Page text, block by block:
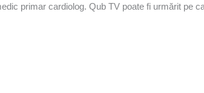
primar cardiolog. Qub TV poate fi urmărit pe